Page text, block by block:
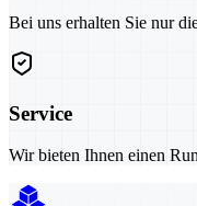
Bei uns erhalten Sie nur
Service
Wir bieten Ihnen einen